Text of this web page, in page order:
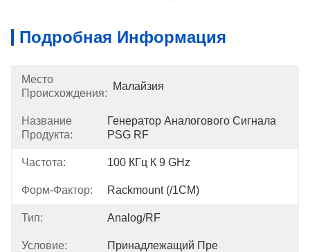
Подробная Информация
Место
Происхождения:
Малайзия
Название
Продукта:
Генератор Аналогового Сигнала
PSG RF
Частота: 100 КГц К 9 GHz
Форм-Фактор: Rackmount (/1CM)
Тип: Analog/RF
Условие: Принадлежащий Пре